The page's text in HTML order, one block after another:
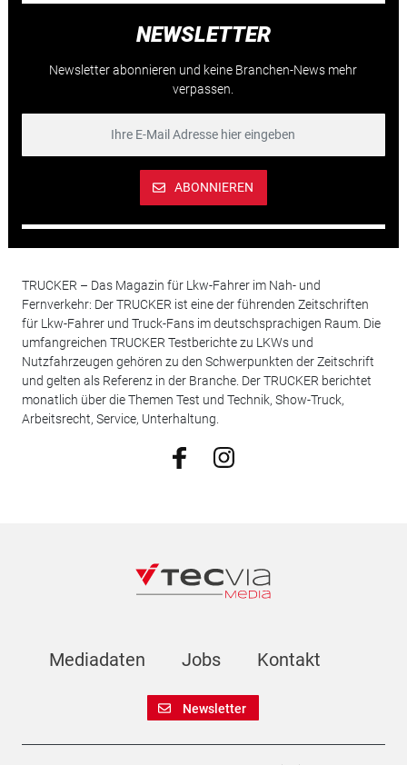
NEWSLETTER
Newsletter abonnieren und keine Branchen-News mehr
verpassen.
ABONNIEREN
TRUCKER – Das Magazin für Lkw-Fahrer im Nah- und
Fernverkehr: Der TRUCKER ist eine der führenden Zeitschriften
für Lkw-Fahrer und Truck-Fans im deutschsprachigen Raum. Die
umfangreichen TRUCKER Testberichte zu LKWs und
Nutzfahrzeugen gehören zu den Schwerpunkten der Zeitschrift
und gelten als Referenz in der Branche. Der TRUCKER berichtet
monatlich über die Themen Test und Technik, Show-Truck,
Arbeitsrecht, Service, Unterhaltung.
Mediadaten Jobs Kontakt
Newsletter